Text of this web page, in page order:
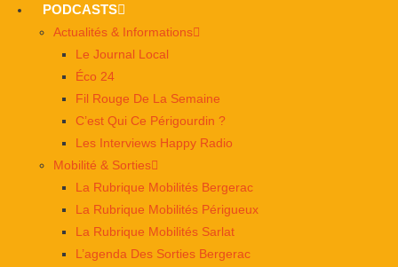
PODCASTS
Actualités & Informations
Le Journal Local
Éco 24
Fil Rouge De La Semaine
C’est Qui Ce Périgourdin ?
Les Interviews Happy Radio
Mobilité & Sorties
La Rubrique Mobilités Bergerac
La Rubrique Mobilités Périgueux
La Rubrique Mobilités Sarlat
L’agenda Des Sorties Bergerac